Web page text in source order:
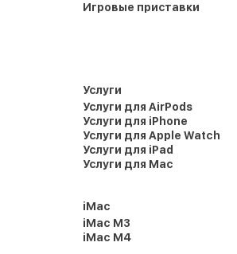
Игровые приставки
Услуги
Услуги для AirPods
Услуги для iPhone
Услуги для Apple Watch
Услуги для iPad
Услуги для Mac
iMac
iMac M3
iMac M4